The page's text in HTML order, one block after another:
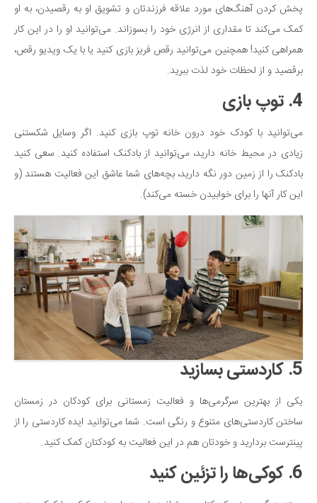
پخش کردن آهنگ‌های مورد علاقه فرزندتان و تشویق او به رقصیدن، به او
کمک می‌کند تا مقداری از انرژی خود را بسوزاند. می‌توانید او را در این کار
همراهی کنید! همچنین می‌توانید رقص فریز بازی کنید یا با یک ویدیو رقص،
برقصید و از لحظات خود لذت ببرید.
4. توپ بازی
می‌توانید با کودک خود درون خانه توپ بازی کنید. اگر وسایل شکستنی
زیادی در محیط خانه دارید، می‌توانید از بادکنک استفاده کنید. سعی کنید
بادکنک را از زمین دور نگه دارید، بچه‌های شما عاشق این فعالیت هستند (و
این کار آنها را برای خوابیدن خسته می‌کند).
5. کاردستی بسازید
یکی از بهترین سرگرمی‌ها و فعالیت زمستانی برای کودکان در زمستان
ساختن کاردستی‌های متنوع و رنگی است. شما می‌توانید ایده کاردستی را از
پینترست بردارید و خودتان هم در این فعالیت به کودکتان کمک کنید.
6. کوکی‌ها را تزئین کنید